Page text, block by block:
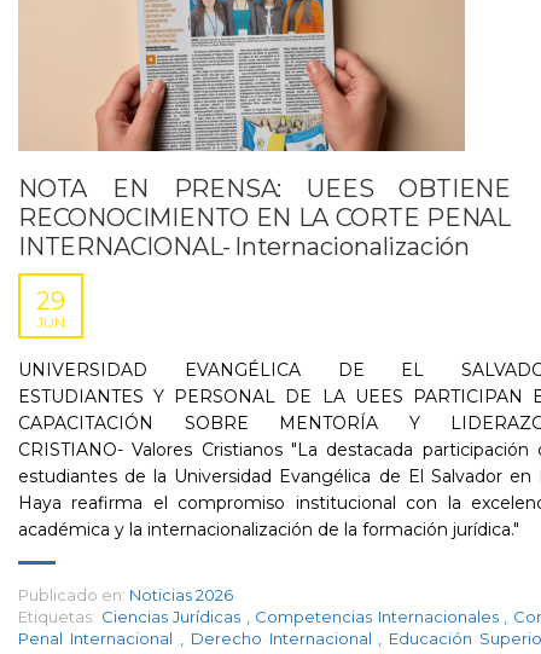
NOTA EN PRENSA: UEES OBTIENE
RECONOCIMIENTO EN LA CORTE PENAL
INTERNACIONAL- Internacionalización
29
JUN
UNIVERSIDAD EVANGÉLICA DE EL
ESTUDIANTES Y PERSONAL DE LA UEES PARTICIPAN
CAPACITACIÓN SOBRE MENTORÍA Y
CRISTIANO- Valores Cristianos "La destacada participación
estudiantes de la Universidad Evangélica de El Salvador en
Haya reafirma el compromiso institucional con la
académica y la internacionalización de la formación jurídica."
Publicado en: Noticias 2026
Etiquetas: Ciencias Jurídicas Competencias Internacionales
Penal Internacional
Derecho Internacional
Educación